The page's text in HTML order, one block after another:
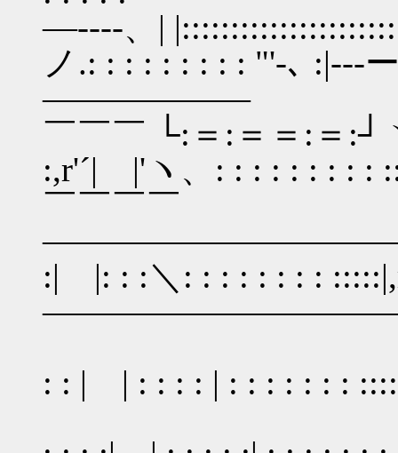
―----、|
ノ.: : : : : : : : : "'-､ :|---
――――――
￣￣￣ └:＝:＝＝:＝:┘
:,r'´| |'ヽ、: : : : : : : : :
￣￣￣￣
―――――――――――｀
:| |: : :＼: : : : : : : :
: : | | : : : : | : : : : : : :